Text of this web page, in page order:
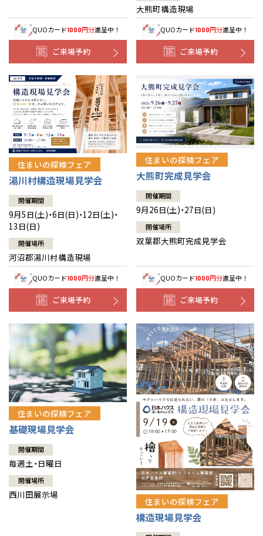
QUOカード1000円分進呈中！
ご来場予約
大熊町構造現場
QUOカード1000円分進呈中！
ご来場予約
住まいの探検フェア
湯川村構造現場見学会
開催期間
9月5日(土)・6日(日)・12日(土)・
13日(日)
開催場所
河沼郡湯川村構造現場
QUOカード1000円分進呈中！
ご来場予約
住まいの探検フェア
大熊町完成見学会
開催期間
9月26日(土)・27日(日)
開催場所
双葉郡大熊町完成見学会
QUOカード1000円分進呈中！
ご来場予約
住まいの探検フェア
基礎現場見学会
開催期間
毎週土・日曜日
開催場所
西川田展示場
住まいの探検フェア
構造現場見学会